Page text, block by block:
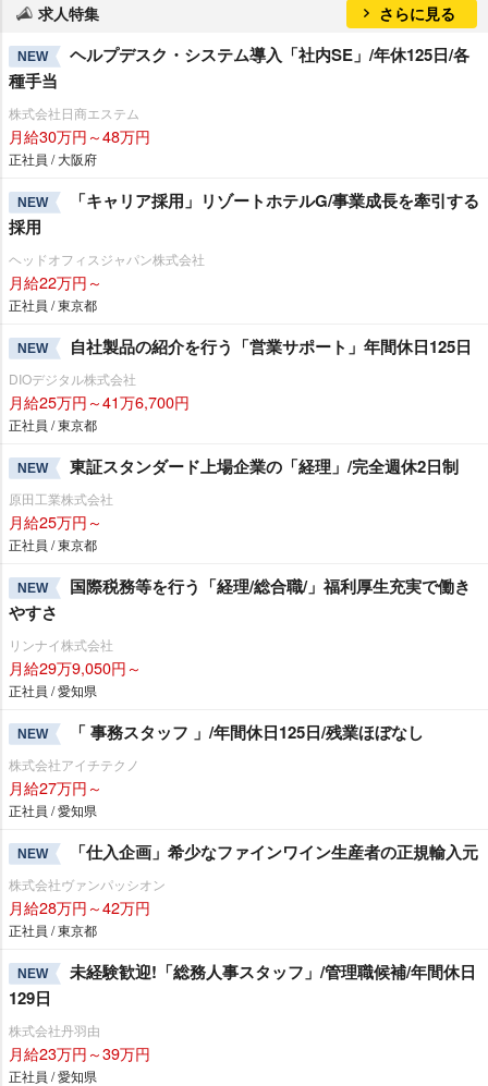
求人特集 さらに見る
NEW
ヘルプデスク・システム導入「社内SE」/年休125日/各
種手当
株式会社日商エステム
月給30万円～48万円
正社員 / 大阪府
NEW
「キャリア採用」リゾートホテルG/事業成長を牽引する
採用
ヘッドオフィスジャパン株式会社
月給22万円～
正社員 / 東京都
NEW 自社製品の紹介を行う「営業サポート」年間休日125日
DIOデジタル株式会社
月給25万円～41万6,700円
正社員 / 東京都
NEW 東証スタンダード上場企業の「経理」/完全週休2日制
原田工業株式会社
月給25万円～
正社員 / 東京都
NEW
国際税務等を行う「経理/総合職/」福利厚生充実で働き
すさ
リンナイ株式会社
月給29万9,050円～
正社員 / 愛知県
NEW 「 事務スタッフ 」/年間休日125日/残業ほぼなし
株式会社アイチテクノ
月給27万円～
正社員 / 愛知県
NEW 「仕入企画」希少なファインワイン生産者の正規輸入元
株式会社ヴァンパッシオン
月給28万円～42万円
正社員 / 東京都
NEW
未経験歓迎!「総務人事スタッフ」/管理職候補/年間休日
129日
株式会社丹羽由
月給23万円～39万円
正社員 / 愛知県